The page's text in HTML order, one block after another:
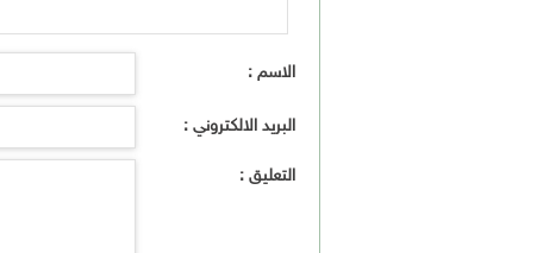
الاسم :
البريد الالكتروني :
التعليق :